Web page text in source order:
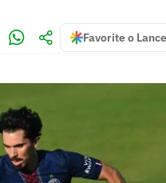
Favorite o